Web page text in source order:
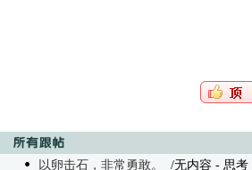
以卵击石，非常勇敢。 /无内容 - 思考